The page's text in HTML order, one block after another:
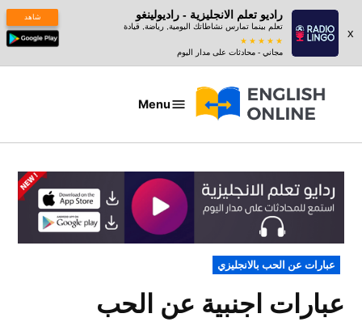
x
راديو تعلم الانجليزية - راديولينغو
تعلم بينما تمارس نشاطاتك اليومية, رياضة, قيادة
مجاني - محادثات على مدار اليوم
شاهد
عبارات
Menu
POSTED
IN
عبارات عن الحب بالانجليزي
عبارات اجنبية عن الحب